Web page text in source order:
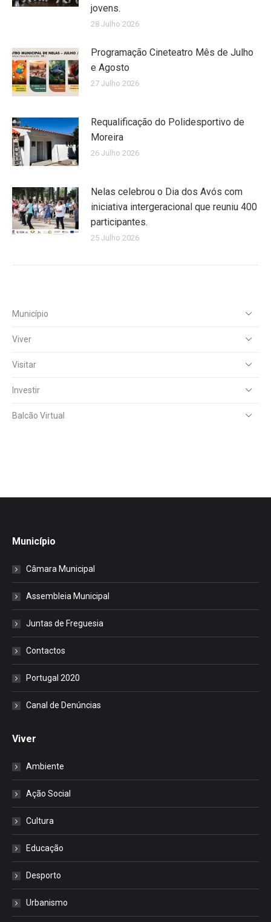
jovens.
28 Julho 2026
Programação Cineteatro Mês de Julho
e Agosto
27 Julho 2026
Requalificação do Polidesportivo de
Moreira
26 Julho 2026
Nelas celebrou o Dia dos Avós com
iniciativa intergeracional que reuniu 400
participantes.
25 Julho 2026
Município
Viver
Visitar
Investir
Balcão Virtual
Município
Câmara Municipal
Assembleia Municipal
Juntas de Freguesia
Contactos
Portugal 2020
Canal de Denúncias
Viver
Ambiente
Ação Social
Cultura
Educação
Desporto
Urbanismo